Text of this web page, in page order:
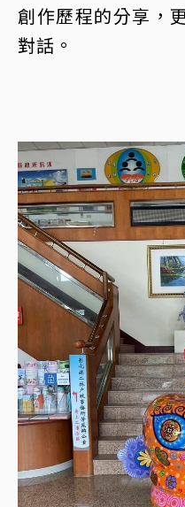
創作歷程的分享，
對話。